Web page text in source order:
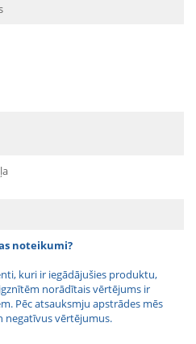
noteikumi?
kuri ir iegādājušies produktu,
norādītais vērtējums ir
Pēc atsauksmju apstrādes mēs
negatīvus vērtējumus.